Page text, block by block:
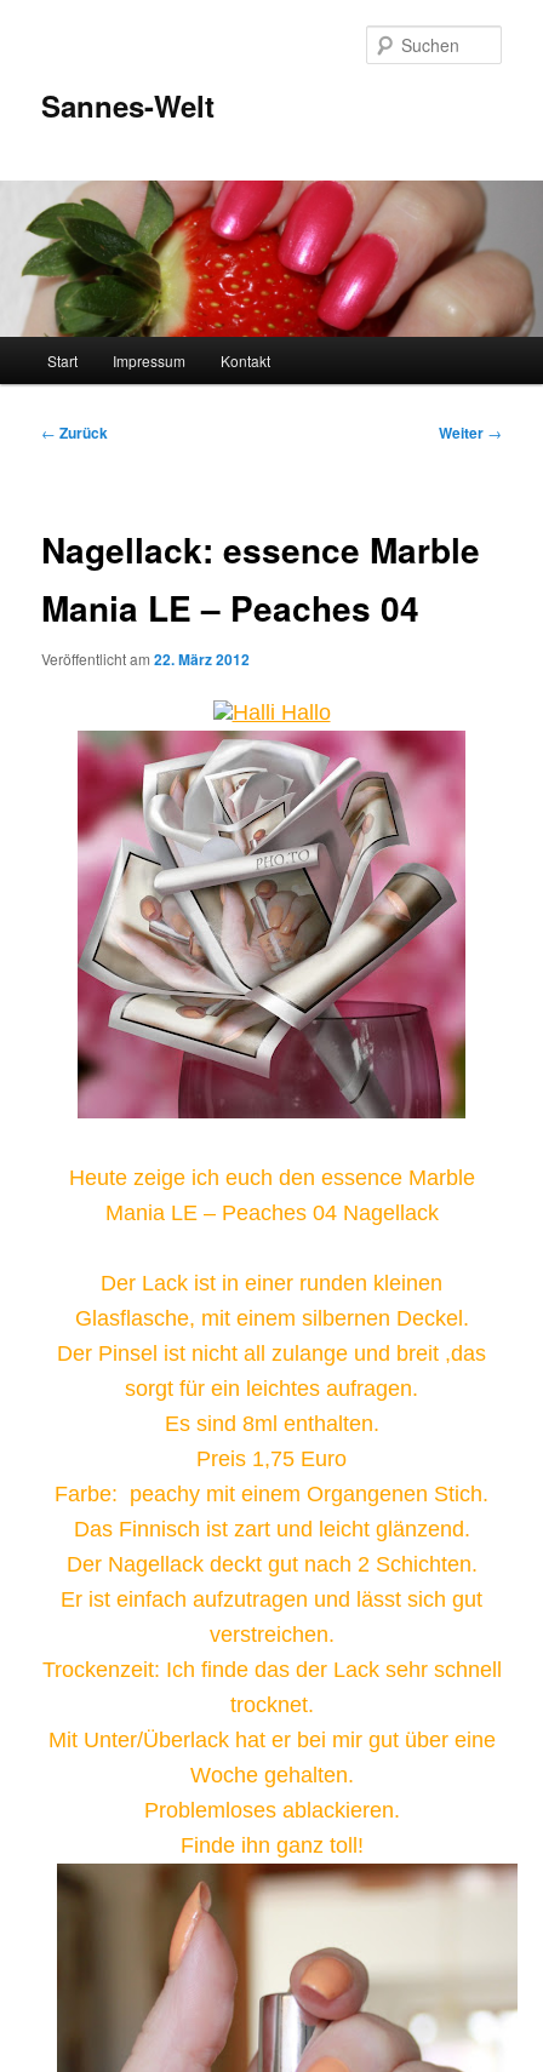
Sannes-Welt
Start Impressum Kontakt
Beitragsnavigation
← Zurück Weiter →
Nagellack: essence Marble
Mania LE – Peaches 04
Veröffentlicht am22. März 2012
Halli Hallo
Heute zeige ich euch den essence Marble
Mania LE – Peaches 04 Nagellack
Der Lack ist in einer runden kleinen
Glasflasche, mit einem silbernen Deckel.
Der Pinsel ist nicht all zulange und breit ,das
sorgt für ein leichtes aufragen.
Es sind 8ml enthalten.
Preis 1,75 Euro
Farbe: peachy mit einem Organgenen Stich.
Das Finnisch ist zart und leicht glänzend.
Der Nagellack deckt gut nach 2 Schichten.
Er ist einfach aufzutragen und lässt sich gut
verstreichen.
Trockenzeit: Ich finde das der Lack sehr schnell
trocknet.
Mit Unter/Überlack hat er bei mir gut über eine
Woche gehalten.
Problemloses ablackieren.
Finde ihn ganz toll!